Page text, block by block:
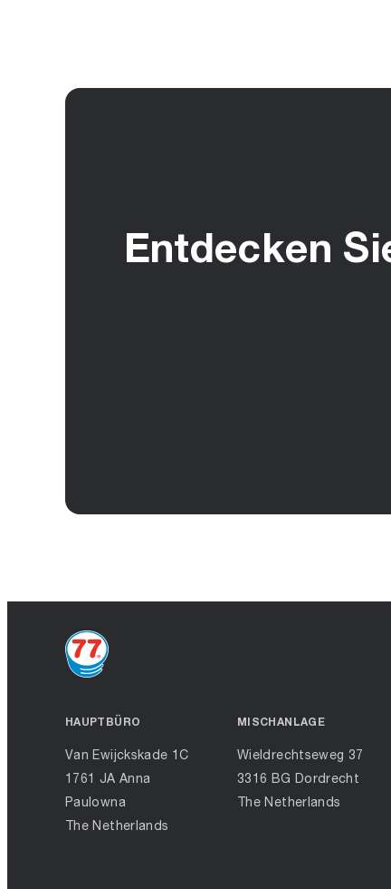
Entdecken
HAUPTBÜRO
Van Ewijckskade 1C
1761 JA Anna
Paulowna
The Netherlands
MISCHANLAGE
Wieldrechtseweg 37
3316 BG Dordrecht
The Netherlands